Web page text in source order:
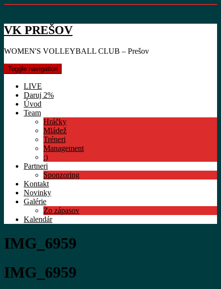
VK PREŠOV
WOMEN'S VOLLEYBALL CLUB – Prešov
Toggle navigation
LIVE
Daruj 2%
Úvod
Team
Hráčky
Mládež
Tréneri
Management
:)
Partneri
Sponzoring
Kontakt
Novinky
Galérie
Zo zápasov
Kalendár
IMG_6959
IMG_6959